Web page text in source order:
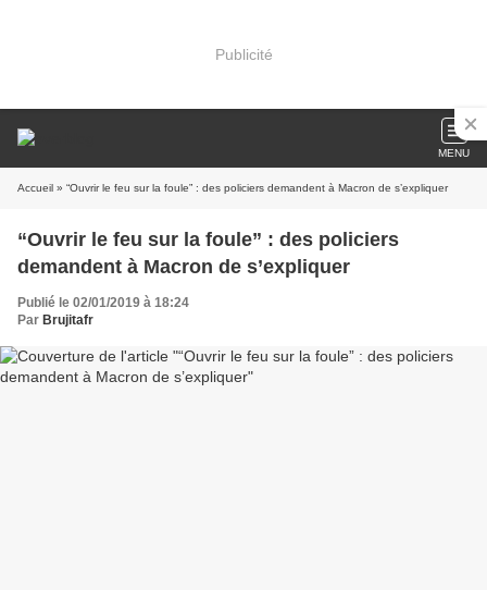
Publicité
MENU
Accueil » “Ouvrir le feu sur la foule” : des policiers demandent à Macron de s’expliquer
“Ouvrir le feu sur la foule” : des policiers
demandent à Macron de s’expliquer
Publié le 02/01/2019 à 18:24
Par Brujitafr